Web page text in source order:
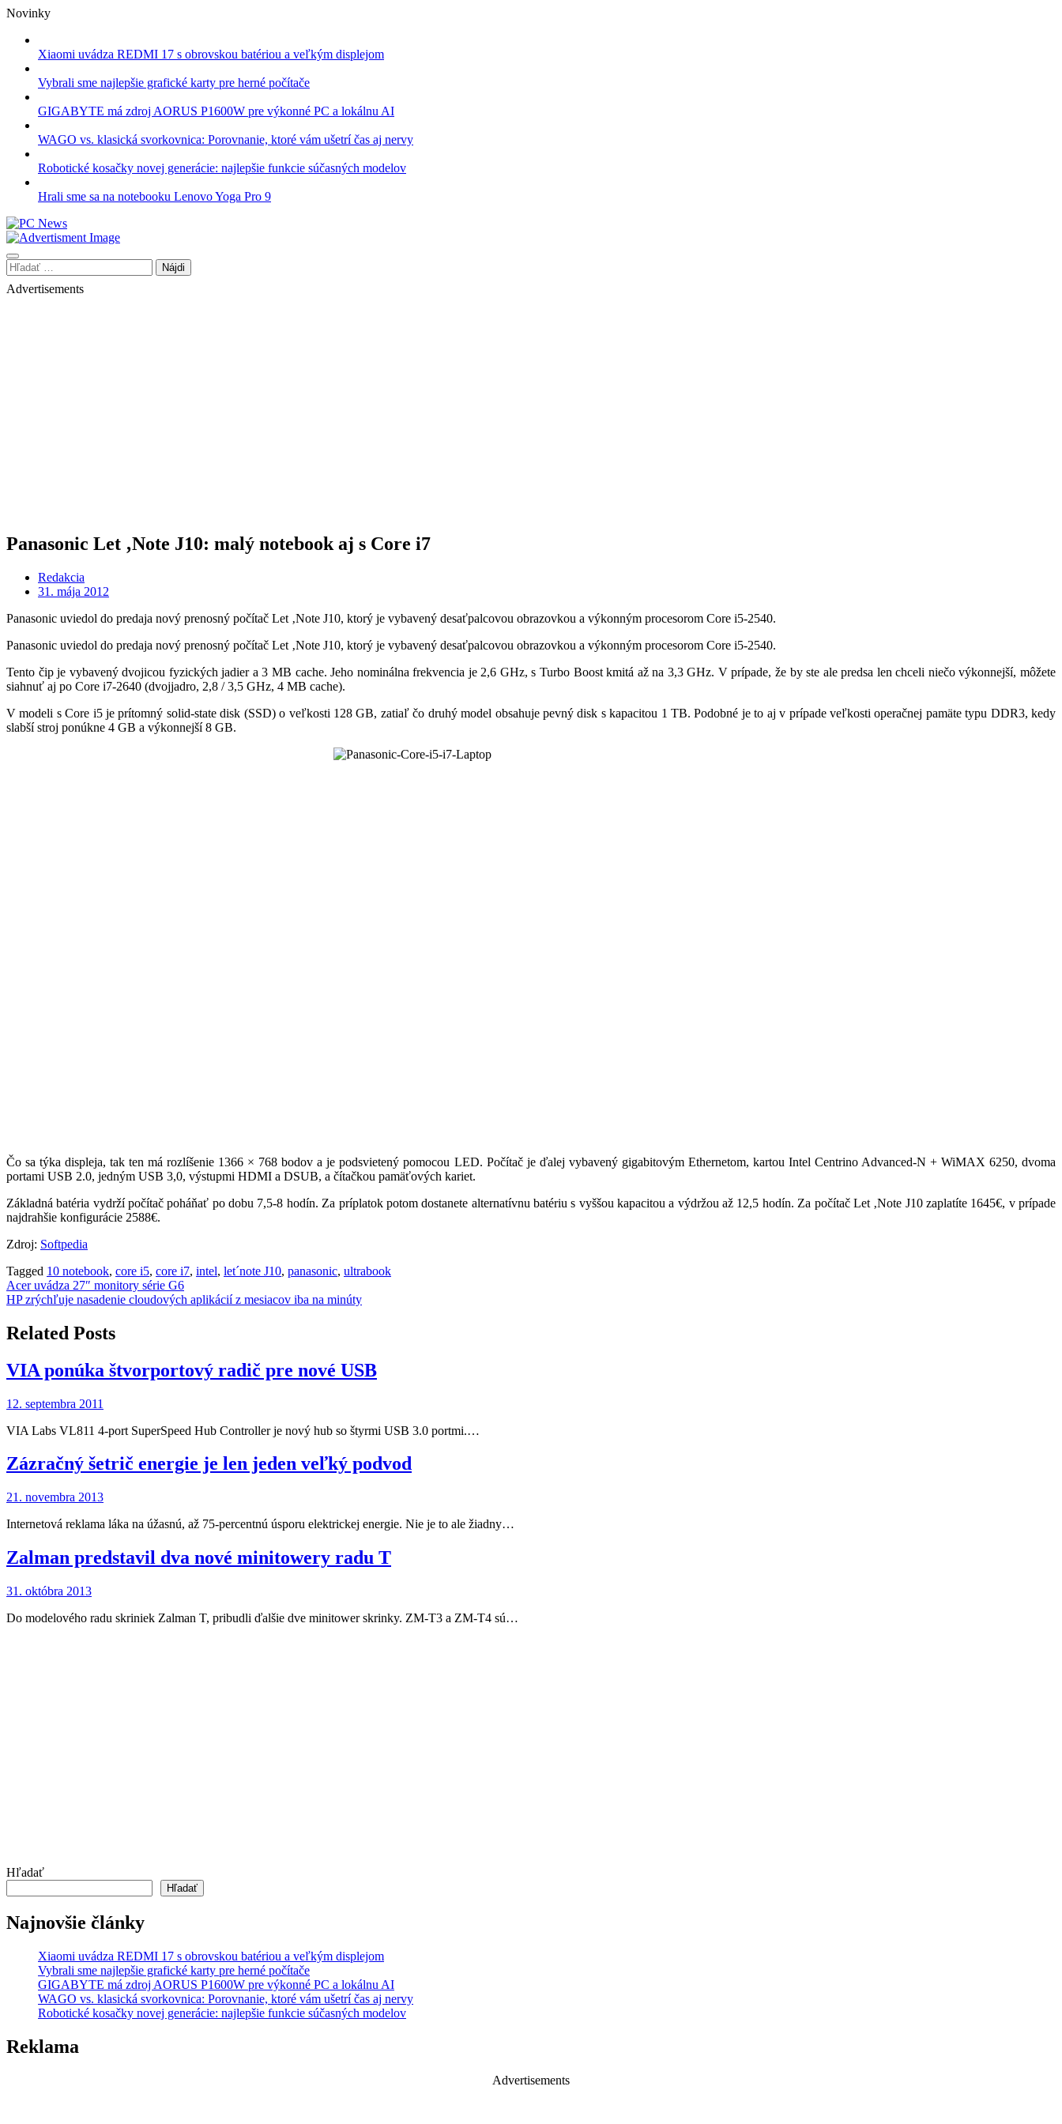
Skip
content
Novinky
Xiaomi uvádza REDMI 17 s obrovskou batériou a veľkým displejom
Vybrali sme najlepšie grafické karty pre herné počítače
GIGABYTE má zdroj AORUS P1600W pre výkonné PC a lokálnu AI
WAGO vs. klasická svorkovnica: Porovnanie, ktoré vám ušetrí čas aj nervy
Robotické kosačky novej generácie: najlepšie funkcie súčasných modelov
Hrali sme sa na notebooku Lenovo Yoga Pro 9
Hľadať:
Advertisements
Panasonic Let ‚Note J10: malý notebook aj s Core i7
Redakcia
31. mája 2012
Panasonic uviedol do predaja nový prenosný počítač Let ‚Note J10, ktorý je vybavený desaťpalcovou obrazovkou a výkonným procesorom Core i5-2540.
Panasonic uviedol do predaja nový prenosný počítač Let ‚Note J10, ktorý je vybavený desaťpalcovou obrazovkou a výkonným procesorom Core i5-2540.
Tento čip je vybavený dvojicou fyzických jadier a 3 MB cache. Jeho nominálna frekvencia je 2,6 GHz, s Turbo Boost kmitá až na 3,3 GHz. V prípade, že by ste ale predsa len chceli niečo výkonnejší, môžete
siahnuť aj po Core i7-2640 (dvojjadro, 2,8 / 3,5 GHz, 4 MB cache).
V modeli s Core i5 je prítomný solid-state disk (SSD) o veľkosti 128 GB, zatiaľ čo druhý model obsahuje pevný disk s kapacitou 1 TB. Podobné je to aj v prípade veľkosti operačnej pamäte typu DDR3, kedy
slabší stroj ponúkne 4 GB a výkonnejší 8 GB.
Čo sa týka displeja, tak ten má rozlíšenie 1366 × 768 bodov a je podsvietený pomocou LED. Počítač je ďalej vybavený gigabitovým Ethernetom, kartou Intel Centrino Advanced-N + WiMAX 6250, dvoma
portami USB 2.0, jedným USB 3,0, výstupmi HDMI a DSUB, a čítačkou pamäťových kariet.
Základná batéria vydrží počítač poháňať po dobu 7,5-8 hodín. Za príplatok potom dostanete alternatívnu batériu s vyššou kapacitou a výdržou až 12,5 hodín. Za počítač Let ‚Note J10 zaplatíte 1645€, v prípade
najdrahšie konfigurácie 2588€.
Zdroj: Softpedia
Tagged 10 notebook, core i5, core i7, intel, let´note J10, panasonic, ultrabook
Navigácia
v
článku
Acer uvádza 27″ monitory série G6
HP zrýchľuje nasadenie cloudových aplikácií z mesiacov iba na minúty
Related Posts
VIA ponúka štvorportový radič pre nové USB
12. septembra 2011
VIA Labs VL811 4-port SuperSpeed Hub Controller je nový hub so štyrmi USB 3.0 portmi.…
Zázračný šetrič energie je len jeden veľký podvod
21. novembra 2013
Internetová reklama láka na úžasnú, až 75-percentnú úsporu elektrickej energie. Nie je to ale žiadny…
Zalman predstavil dva nové minitowery radu T
31. októbra 2013
Do modelového radu skriniek Zalman T, pribudli ďalšie dve minitower skrinky. ZM-T3 a ZM-T4 sú…
Hľadať
Hľadať
Najnovšie články
Xiaomi uvádza REDMI 17 s obrovskou batériou a veľkým displejom
Vybrali sme najlepšie grafické karty pre herné počítače
GIGABYTE má zdroj AORUS P1600W pre výkonné PC a lokálnu AI
WAGO vs. klasická svorkovnica: Porovnanie, ktoré vám ušetrí čas aj nervy
Robotické kosačky novej generácie: najlepšie funkcie súčasných modelov
Reklama
Advertisements